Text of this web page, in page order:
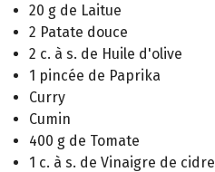
20 g de Laitue
2 Patate douce
2 c. à s. de Huile d'olive
1 pincée de Paprika
Curry
Cumin
400 g de Tomate
1 c. à s. de Vinaigre de cidre